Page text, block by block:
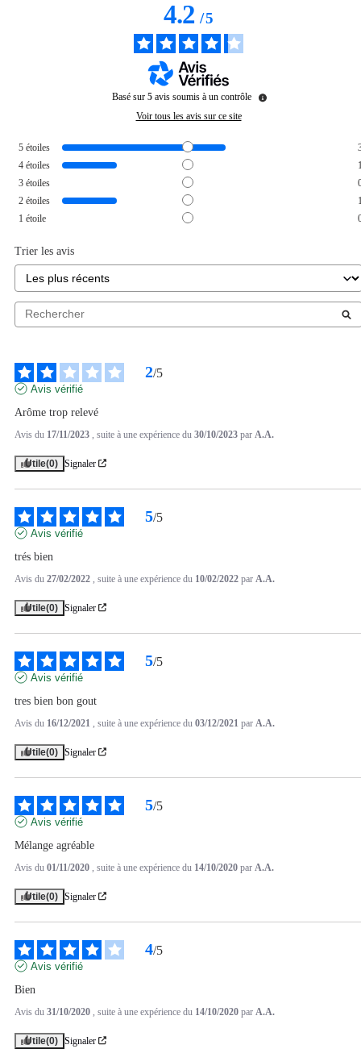
4.2/5
Basé sur 5 avis soumis à un contrôle
Voir tous les avis sur ce site
5 étoiles
4 étoiles
3 étoiles
2 étoiles
1 étoile
Trier les avis
2/5
Avis vérifié
Arôme trop relevé
Avis du 17/11/2023 , suite à une expérience du 30/10/2023 par A.A.
Utile(0) Signaler
5/5
Avis vérifié
trés bien
Avis du 27/02/2022 , suite à une expérience du 10/02/2022 par A.A.
Utile(0) Signaler
5/5
Avis vérifié
tres bien bon gout
Avis du 16/12/2021 , suite à une expérience du 03/12/2021 par A.A.
Utile(0) Signaler
5/5
Avis vérifié
Mélange agréable
Avis du 01/11/2020 , suite à une expérience du 14/10/2020 par A.A.
Utile(0) Signaler
4/5
Avis vérifié
Bien
Avis du 31/10/2020 , suite à une expérience du 14/10/2020 par A.A.
Utile(0) Signaler